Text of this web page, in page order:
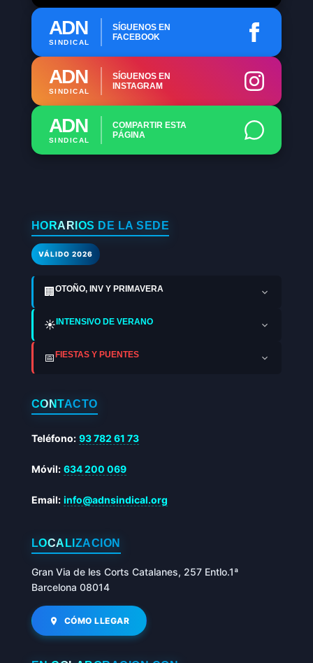
ADN
SINDICAL
SÍGUENOS EN
FACEBOOK
ADN
SINDICAL
SÍGUENOS EN
INSTAGRAM
ADN
SINDICAL
COMPARTIR ESTA
PÁGINA
HORARIOS DE LA SEDE
VÁLIDO 2026
🏢 OTOÑO, INV Y PRIMAVERA
☀️INTENSIVO DE VERANO
📅FIESTAS Y PUENTES
CONTACTO
Teléfono: 93 782 61 73
Móvil: 634 200 069
Email: info@adnsindical.org
LOCALIZACIÓN
Gran Via de les Corts Catalanes, 257 Entlo.1ª
Barcelona 08014
CÓMO LLEGAR